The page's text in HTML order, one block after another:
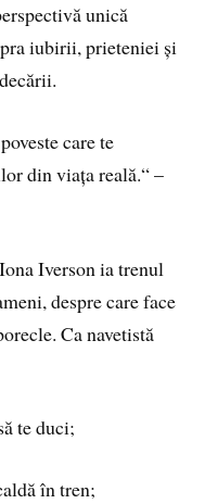
unică
iubirii, prieteniei și
care te
din viața reală.“ –
Iverson ia trenul
despre care face
Ca navetistă
te duci;
în tren;